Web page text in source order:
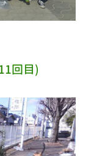
回目)